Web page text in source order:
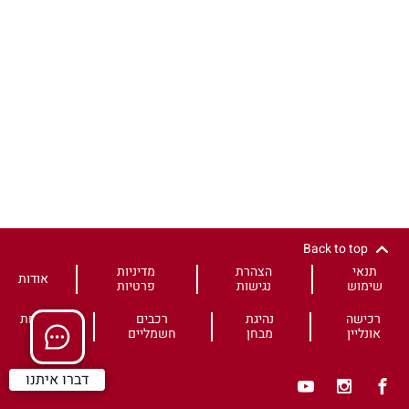
Back to top
תנאי
שימוש
הצהרת
נגישות
מדיניות
פרטיות אודות
רכישה
אונליין
נהיגת
מבחן
רכבים
חשמליים
משפחת
HS
דברו איתנו